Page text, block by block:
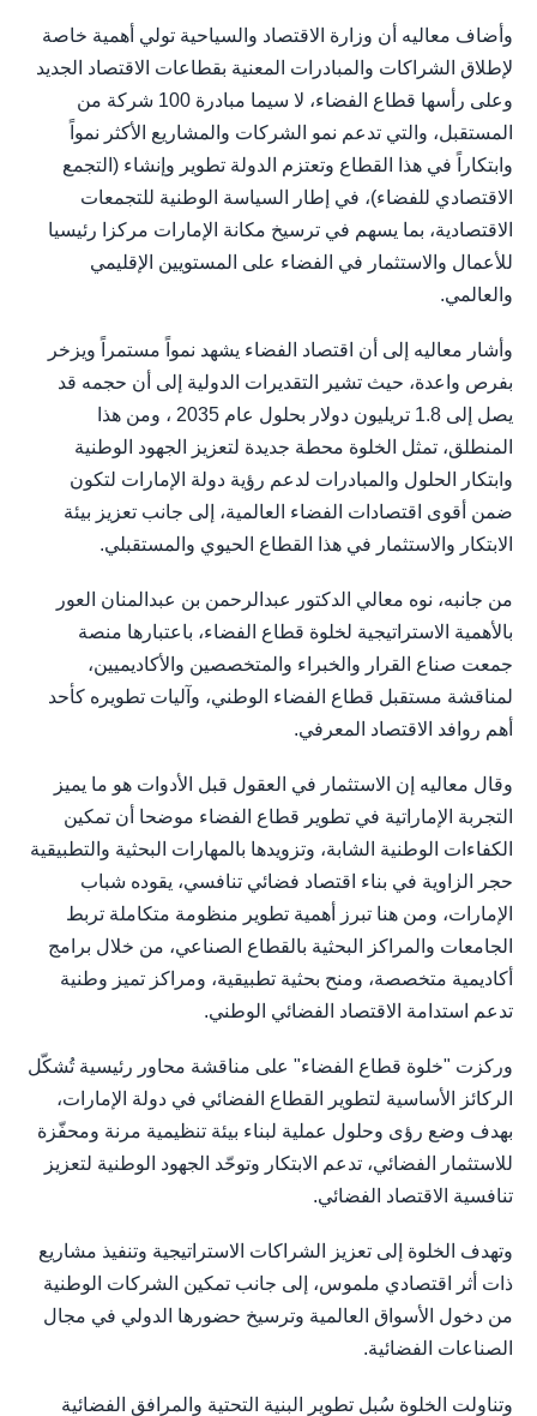
وأضاف معاليه أن وزارة الاقتصاد والسياحية تولي أهمية خاصة
لإطلاق الشراكات والمبادرات المعنية بقطاعات الاقتصاد الجديد
وعلى رأسها قطاع الفضاء، لا سيما مبادرة 100 شركة من
المستقبل، والتي تدعم نمو الشركات والمشاريع الأكثر نمواً
وابتكاراً في هذا القطاع وتعتزم الدولة تطوير وإنشاء (التجمع
الاقتصادي للفضاء)، في إطار السياسة الوطنية للتجمعات
الاقتصادية، بما يسهم في ترسيخ مكانة الإمارات مركزا رئيسيا
للأعمال والاستثمار في الفضاء على المستويين الإقليمي
والعالمي.
وأشار معاليه إلى أن اقتصاد الفضاء يشهد نمواً مستمراً ويزخر
بفرص واعدة، حيث تشير التقديرات الدولية إلى أن حجمه قد
يصل إلى 1.8 تريليون دولار بحلول عام 2035 ، ومن هذا
المنطلق، تمثل الخلوة محطة جديدة لتعزيز الجهود الوطنية
وابتكار الحلول والمبادرات لدعم رؤية دولة الإمارات لتكون
ضمن أقوى اقتصادات الفضاء العالمية، إلى جانب تعزيز بيئة
الابتكار والاستثمار في هذا القطاع الحيوي والمستقبلي.
من جانبه، نوه معالي الدكتور عبدالرحمن بن عبدالمنان العور
بالأهمية الاستراتيجية لخلوة قطاع الفضاء، باعتبارها منصة
جمعت صناع القرار والخبراء والمتخصصين والأكاديميين،
لمناقشة مستقبل قطاع الفضاء الوطني، وآليات تطويره كأحد
أهم روافد الاقتصاد المعرفي.
وقال معاليه إن الاستثمار في العقول قبل الأدوات هو ما يميز
التجربة الإماراتية في تطوير قطاع الفضاء موضحا أن تمكين
الكفاءات الوطنية الشابة، وتزويدها بالمهارات البحثية والتطبيقية
حجر الزاوية في بناء اقتصاد فضائي تنافسي، يقوده شباب
الإمارات، ومن هنا تبرز أهمية تطوير منظومة متكاملة تربط
الجامعات والمراكز البحثية بالقطاع الصناعي، من خلال برامج
أكاديمية متخصصة، ومنح بحثية تطبيقية، ومراكز تميز وطنية
تدعم استدامة الاقتصاد الفضائي الوطني.
وركزت "خلوة قطاع الفضاء" على مناقشة محاور رئيسية تُشكّل
الركائز الأساسية لتطوير القطاع الفضائي في دولة الإمارات،
بهدف وضع رؤى وحلول عملية لبناء بيئة تنظيمية مرنة ومحفّزة
للاستثمار الفضائي، تدعم الابتكار وتوحّد الجهود الوطنية لتعزيز
تنافسية الاقتصاد الفضائي.
وتهدف الخلوة إلى تعزيز الشراكات الاستراتيجية وتنفيذ مشاريع
ذات أثر اقتصادي ملموس، إلى جانب تمكين الشركات الوطنية
من دخول الأسواق العالمية وترسيخ حضورها الدولي في مجال
الصناعات الفضائية.
وتناولت الخلوة سُبل تطوير البنية التحتية والمرافق الفضائية